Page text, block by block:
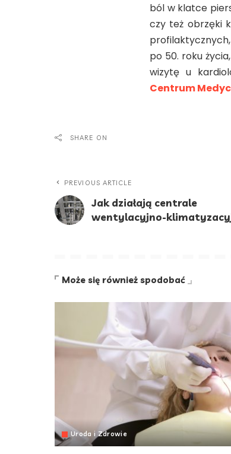
ból w klatce
czy też obrzęki
po 50. roku
wizytę u
Centrum
SHARE ON
PREVIOUS ARTICLE
Jak działają centrale
wentylacyjno-
Może się również spodobać
Uroda i Zdrowie